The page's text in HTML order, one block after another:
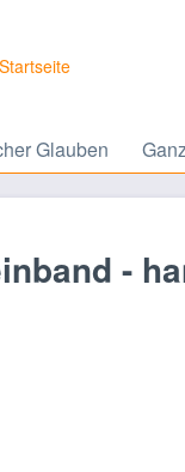
Glauben
-